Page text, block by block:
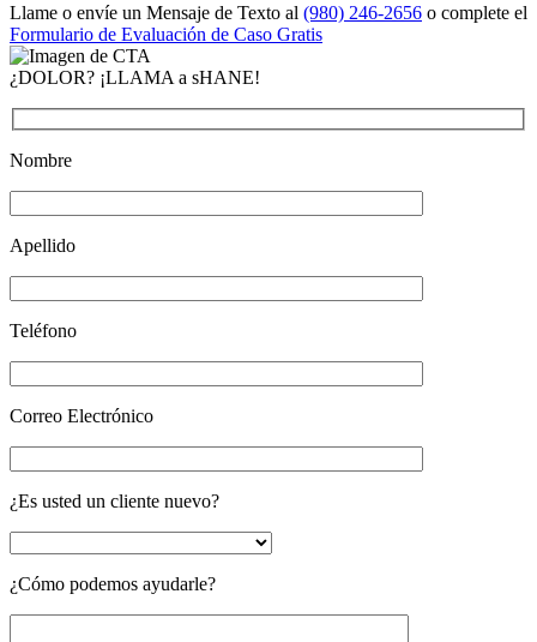
Llame o envíe un Mensaje de Texto al (980) 246-2656 o complete el
Formulario de Evaluación de Caso Gratis
¿DOLOR? ¡LLAMA a sHANE!
Nombre
Apellido
Teléfono
Correo Electrónico
¿Es usted un cliente nuevo?
¿Cómo podemos ayudarle?